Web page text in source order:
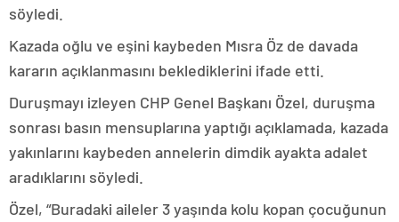
söyledi.
Kazada oğlu ve eşini kaybeden Mısra Öz de davada
kararın açıklanmasını beklediklerini ifade etti.
Duruşmayı izleyen CHP Genel Başkanı Özel, duruşma
sonrası basın mensuplarına yaptığı açıklamada, kazada
yakınlarını kaybeden annelerin dimdik ayakta adalet
aradıklarını söyledi.
Özel, “Buradaki aileler 3 yaşında kolu kopan çocuğunun